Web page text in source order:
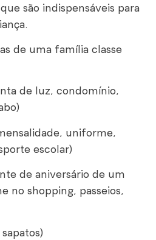
são indispensáveis para
de uma família classe
de luz, condomínio,
uniforme,
escolar)
de aniversário de um
no shopping, passeios,